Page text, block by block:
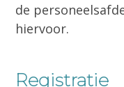
de
hiervoor.
Registratie